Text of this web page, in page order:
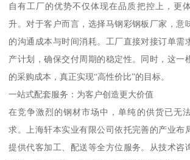
自有工厂的优势不仅体现在品质把控上，更
升。对于客户而言，选择马钢彩钢板厂家，意
的沟通成本与时间消耗。工厂直接对接订单需
产计划，确保交付周期的稳定性。同时，这一
的采购成本，真正实现“高性价比”的目标。
一站式配套服务：为客户创造更大价值
在竞争激烈的钢材市场中，单纯的供货已无
求。上海轩本实业有限公司依托完善的产业布
提供代客加工、配送等全方位服务。从技术咨